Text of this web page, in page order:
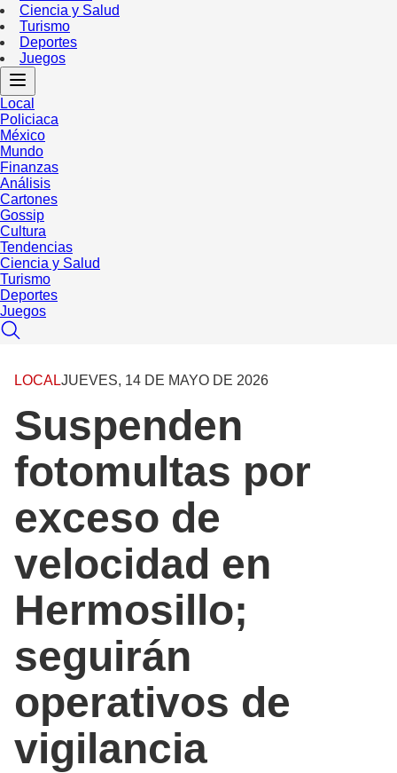
Ciencia y Salud
Turismo
Deportes
Juegos
Local
Policiaca
México
Mundo
Finanzas
Análisis
Cartones
Gossip
Cultura
Tendencias
Ciencia y Salud
Turismo
Deportes
Juegos
LOCALJUEVES, 14 DE MAYO DE 2026
Suspenden
fotomultas por
exceso de
velocidad en
Hermosillo;
seguirán
operativos de
vigilancia